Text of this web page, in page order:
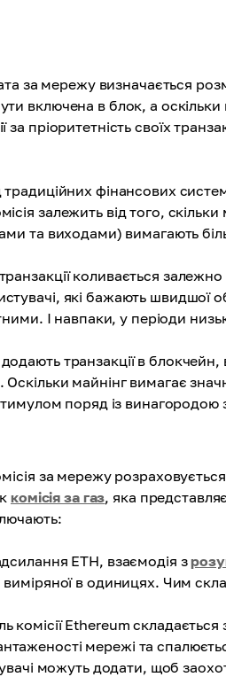
за мережу визначається
включена в блок, а
пріоритетність своїх
традиційних фінансових
залежить від того,
та виходами) вимагають
транзакції коливається
які бажають швидшої
І навпаки, у періоди
транзакції в
майнінг вимагає
поряд із винагородою
за мережу
комісія за газ, яка
ETH, взаємодія з
виміряної в одиницях. Чим
комісії Ethereum складається
мережі та
можуть додати, щоб